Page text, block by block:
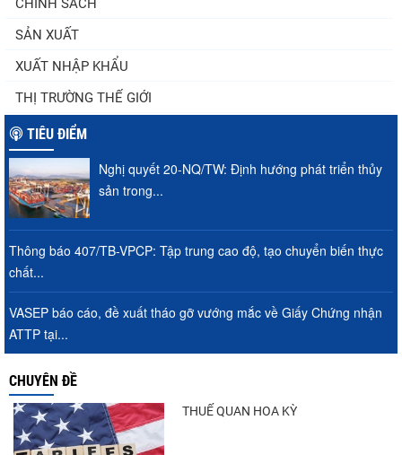
Thuế Mục 301 và bài toán thích ứng của
tôm Việt tại thị...
Xuất khẩu cá tra sang CPTPP: Mở rộng cơ
hội cho hàng giá trị...
CHÍNH SÁCH
SẢN XUẤT
XUẤT NHẬP KHẨU
THỊ TRƯỜNG THẾ GIỚI
TIÊU ĐIỂM
Nghị quyết 20-NQ/TW: Định hướng phát triển thủy
sản trong...
Thông báo 407/TB-VPCP: Tập trung cao độ, tạo chuyển biến thực
chất...
VASEP báo cáo, đề xuất tháo gỡ vướng mắc về Giấy Chứng nhận
ATTP tại...
CHUYÊN ĐỀ
THUẾ QUAN HOA KỲ